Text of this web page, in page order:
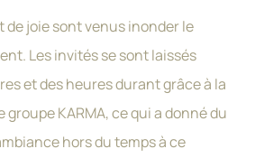
de joie sont venus inonder le
Les invités se sont laissés
et des heures durant grâce à la
KARMA, ce qui a donné du
hors du temps à ce